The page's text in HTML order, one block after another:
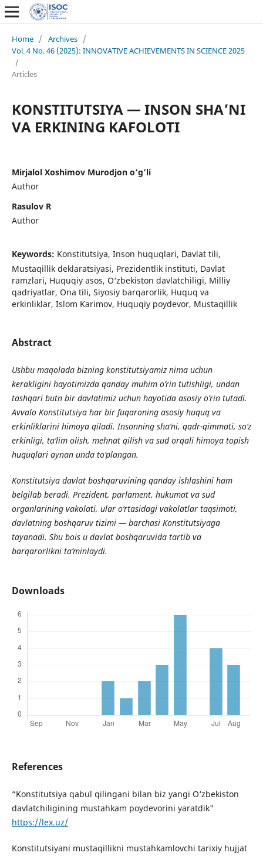
Home / Archives /
Vol. 4 No. 46 (2025): INNOVATIVE ACHIEVEMENTS IN SCIENCE 2025
/
Articles
KONSTITUTSIYA — INSON SHA’NI
VA ERKINING KAFOLOTI
Mirjalol Xoshimov Murodjon o’g’li
Author
Rasulov R
Author
Keywords: Konstitutsiya, Inson huquqlari, Davlat tili,
Mustaqillik deklaratsiyasi, Prezidentlik instituti, Davlat
ramzlari, Huquqiy asos, O‘zbekiston davlatchiligi, Milliy
qadriyatlar, Ona tili, Siyosiy barqarorlik, Huquq va
erkinliklar, Islom Karimov, Huquqiy poydevor, Mustaqillik
Abstract
Ushbu maqolada bizning konstitutsiyamiz nima uchun
kerakligini hayotimizda qanday muhim o’rin tutishligi, undan
tashqari butn bir davlatimiz uchun hayotida asosiy o’rin tutadi.
Avvalo Konstitutsiya har bir fuqaroning asosiy huquq va
erkinliklarini himoya qiladi. Insonning sha’ni, qadr-qimmati, so‘z
erkinligi, ta’lim olish, mehnat qilish va sud orqali himoya topish
huquqlari aynan unda to’plangan.
Konstitutsiya davlat boshqaruvining qanday ishlashini ham
belgilab beradi. Prezident, parlament, hukumat va sud
organlarining vakolati, ular o‘rtasidagi vakolatlar taqsimoti,
davlatning boshqaruv tizimi — barchasi Konstitutsiyaga
tayanadi. Shu bois u davlat boshqaruvida tartib va
barqarorlikni ta’minlaydi.
Downloads
References
“Konstitutsiya qabul qilingani bilan biz yangi O‘zbekiston
davlatchiligining mustahkam poydevorini yaratdik"
https://lex.uz/
Konstitutsiyani mustaqillikni mustahkamlovchi tarixiy hujjat